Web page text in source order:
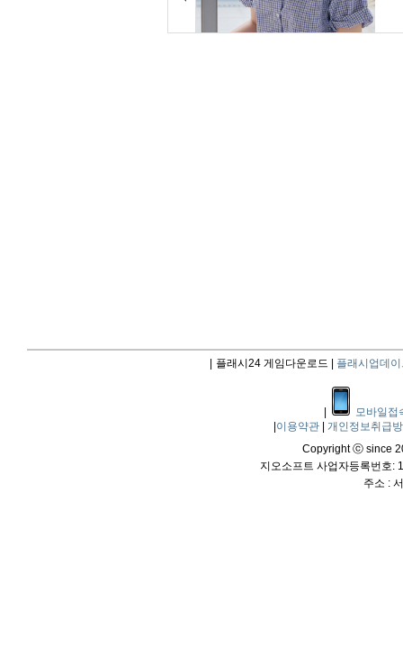
플래시24 게임다운로드 | 플래시업데이
모바일접
이용약관
개인정보취급
Copyright ⓒ since
지오소프트 사업자등록번호:
주소 :